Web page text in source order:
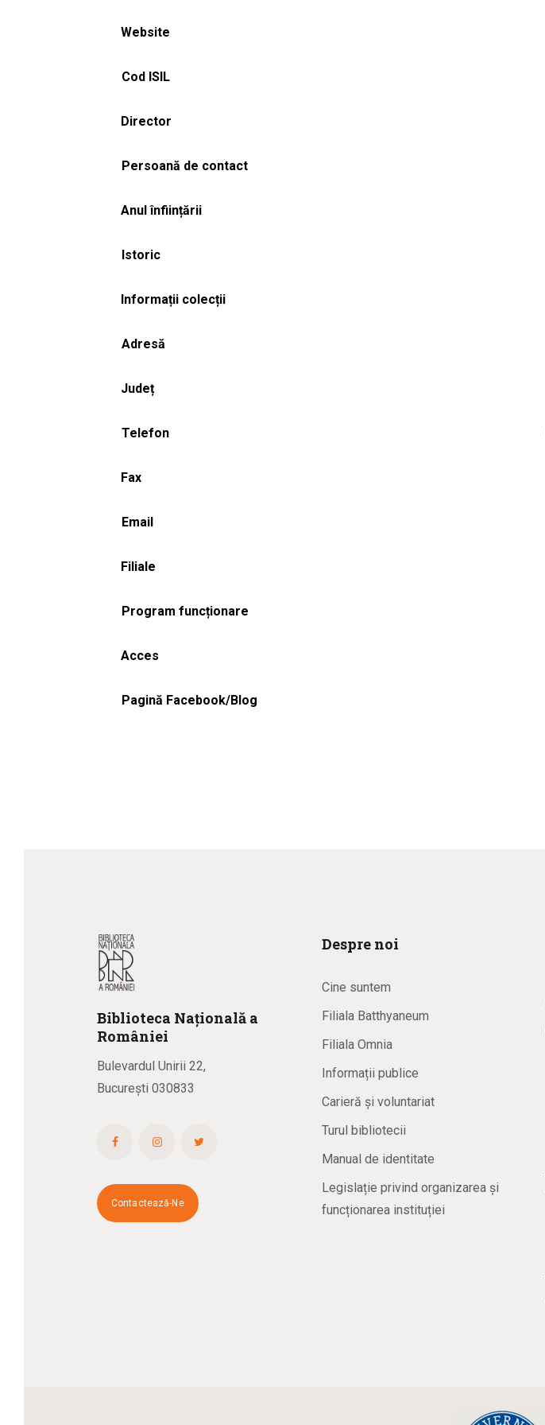
Website
Cod ISIL
Director
Persoană de contact
Anul înființării
Istoric
Informații colecții
Adresă
Județ
Telefon
Fax
Email
Filiale
Program funcționare
Acces
Pagină Facebook/Blog
Biblioteca Națională a
României
Bulevardul Unirii 22,
București 030833
Contactează-Ne
Despre noi
Cine suntem
Filiala Batthyaneum
Filiala Omnia
Informații publice
Carieră și voluntariat
Turul bibliotecii
Manual de identitate
Legislație privind organizarea și
funcționarea instituției